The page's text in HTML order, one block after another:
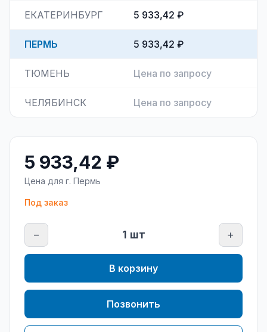
ЕКАТЕРИНБУРГ 5 933,42 ₽
ПЕРМЬ 5 933,42 ₽
ТЮМЕНЬ Цена по запросу
ЧЕЛЯБИНСК Цена по запросу
5 933,42 ₽
Цена для г. Пермь
Под заказ
− 1 шт +
В корзину
Позвонить